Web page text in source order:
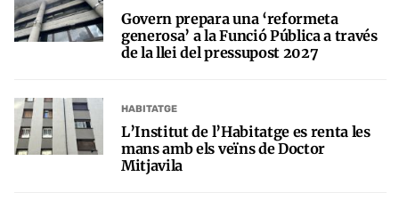
Govern prepara una ‘reformeta
generosa’ a la Funció Pública a través
de la llei del pressupost 2027
HABITATGE
L’Institut de l’Habitatge es renta les
mans amb els veïns de Doctor
Mitjavila